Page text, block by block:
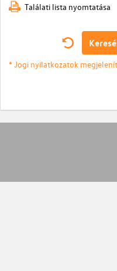
Találati lista nyomtatása
* Jogi nyilatkozatok